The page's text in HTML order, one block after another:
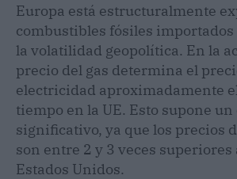
Europa está estructuralmente
combustibles fósiles importados
la volatilidad geopolítica. En la
precio del gas determina el
electricidad aproximadamente
tiempo en la UE. Esto supone un
significativo, ya que los precios
son entre 2 y 3 veces superiores
Estados Unidos.